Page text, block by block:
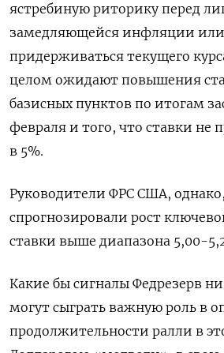
ястребиную риторику перед
замедляющейся инфляции или
придерживаться текущего
целом ожидают повышения
базисных пунктов по итогам
февраля и того, что ставки не
в 5%.
Руководители ФРС США, однако,
спрогнозировали рост
ставки выше диапазона 5,00-
Какие бы сигналы Федрезерв
могут сыграть важную роль в
продолжительности ралли в